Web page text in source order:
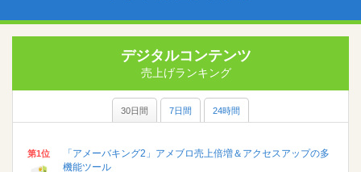
デジタルコンテンツ
売上げランキング
30日間 7日間 24時間
第1位
「アメーバキング2」アメブロ売上倍増＆アクセスアップの多
機能ツール